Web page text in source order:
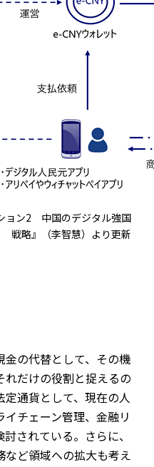
ョン2 中国のデジタル強国
戦略』（李智慧）より更新
の代替として、その機
だけの役割と捉えるの
通貨として、現在の人
チェーン管理、金融リ
されている。さらに、
ど領域への拡大も考え